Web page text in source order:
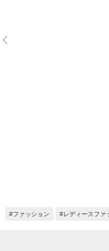
ファッション レディースファ